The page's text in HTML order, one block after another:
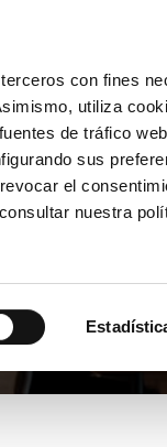
con fines
utiliza
de tráfico
sus
el
nuestra